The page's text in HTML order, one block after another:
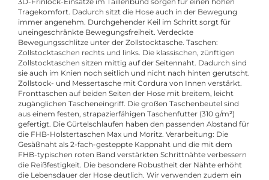
Tragekomfort. Dadurch sitzt die Hose auch in der Bewegung
immer angenehm. Durchgehender Keil im Schritt sorgt für
uneingeschränkte Bewegungsfreiheit. Verdeckte
Bewegungsschlitze unter der Zollstocktasche. Taschen:
Zollstocktaschen rechts und links. Die klassischen, zünftigen
Zollstocktaschen sitzen mittig auf der Seitennaht. Dadurch sind
sie auch im Knien noch seitlich und nicht nach hinten gerutscht.
Zollstock- und Messertasche mit Cordura von Innen verstärkt.
Fronttaschen auf beiden Seiten der Hose mit breitem, leicht
zugänglichen Tascheneingriff. Die großen Taschenbeutel sind
aus einem festen, strapazierfähigen Taschenfutter (310 g/m²)
gefertigt. Die Gürtelschlaufen haben den passenden Abstand für
die FHB-Holstertaschen Max und Moritz. Verarbeitung: Die
Gesäßnaht als 2-fach-gesteppte Kappnaht und die mit dem
FHB-typischen roten Band verstärkten Schrittnähte verbessern
die Reißfestigkeit. Die besondere Robustheit der Nähte erhöht
die Lebensdauer der Hose deutlich. Wir verwenden zudem ein